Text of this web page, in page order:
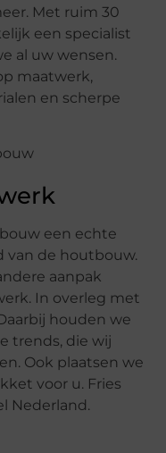
Met ruim 30
een specialist
al uw wensen.
maatwerk,
en scherpe
een echte
van de houtbouw.
aanpak
In overleg met
houden we
trends, die wij
Ook plaatsen we
voor u. Fries
Nederland.